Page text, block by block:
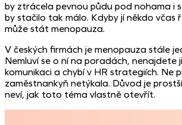
by ztrácela pevnou půdu pod nohama i
by stačilo tak málo. Kdyby jí někdo včas
může stát menopauza.
V českých firmách je menopauza stále
Nemluví se o ní na poradách, nenajdete
komunikaci a chybí v HR strategiích. Ne
zaměstnankyň netýkala. Důvod je
neví, jak toto téma vlastně otevřít.